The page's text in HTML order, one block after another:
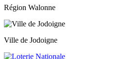
Région Walonne
Ville de Jodoigne